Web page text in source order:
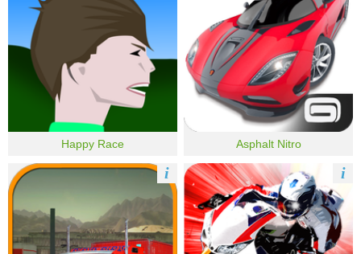
Happy Race Asphalt Nitro
i i